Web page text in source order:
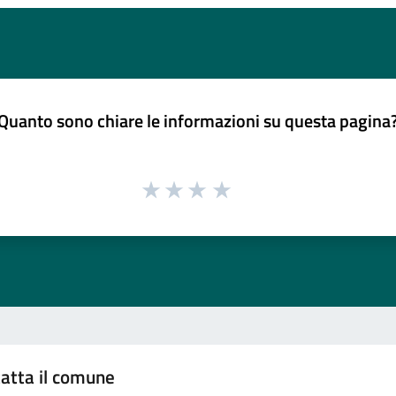
sono chiare le informazioni su questa
il comune